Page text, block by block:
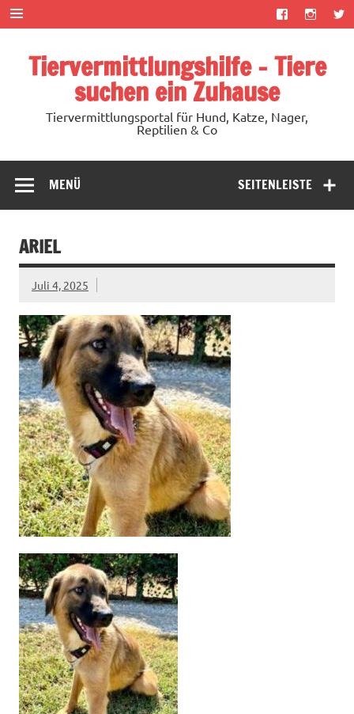
Zum
Inhalt
springen
Tiervermittlungshilfe – Tiere
suchen ein Zuhause
Tiervermittlungsportal für Hund, Katze, Nager,
Reptilien & Co
SEITENLEISTE
MENÜ
ARIEL
Juli 4, 2025